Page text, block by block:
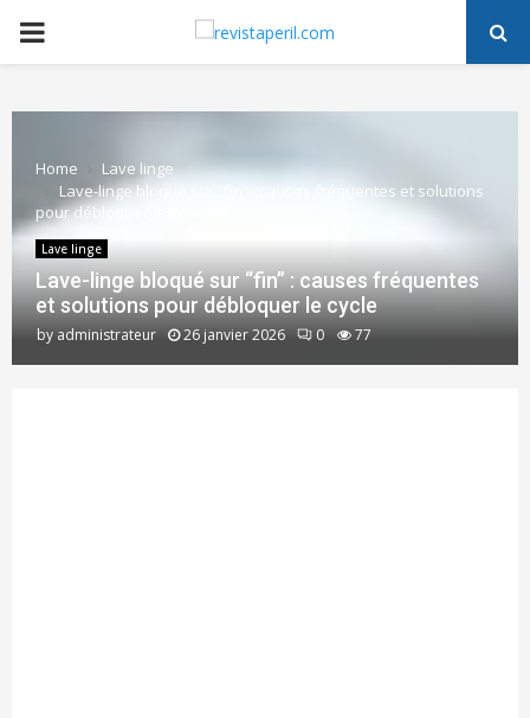
PRIMARY
Home
Lave linge
Lave-linge bloqué sur “fin” : causes fréquentes et solutions
pour débloquer le cycle
Lave linge
Lave-linge bloqué sur “fin” : causes fréquentes
et solutions pour débloquer le cycle
by administrateur 26 janvier 2026 0 77